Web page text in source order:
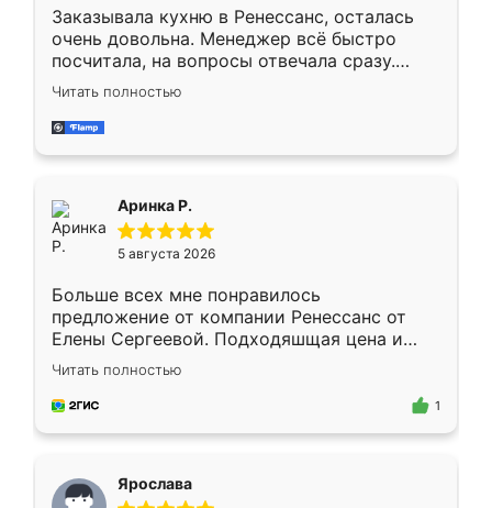
Заказывала кухню в Ренессанс, осталась
очень довольна. Менеджер всё быстро
посчитала, на вопросы отвечала сразу.
Замерщик приехал в субботу, подошёл к
делу со всей ответственностью. Собрали
за день, ребята работали аккуратно, даже
Читать полностью
Аринка Р.
5 августа 2026
Больше всех мне понравилось
предложение от компании Ренессанс от
Елены Сергеевой. Подходяшщая цена и
короткие сроки изготовления. Приехавший
для замера сотрудник Владислав
предложил по моему эскизу самый
Читать полностью
1
Ярослава